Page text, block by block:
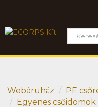
Webáruház
PE
Egyenes csőidomok